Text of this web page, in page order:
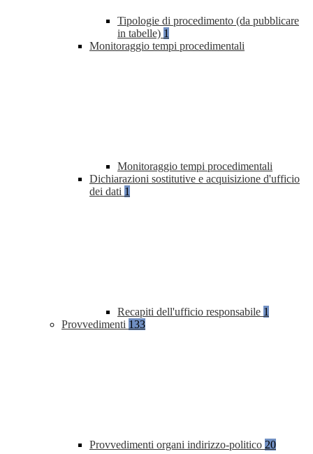
Tipologie di procedimento (da pubblicare
in tabelle) 1
Monitoraggio tempi procedimentali
Monitoraggio tempi procedimentali
Dichiarazioni sostitutive e acquisizione d'ufficio
dei dati 1
Recapiti dell'ufficio responsabile 1
Provvedimenti 133
Provvedimenti organi indirizzo-politico 20